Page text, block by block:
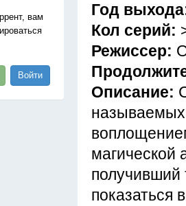
вам
Войти
Год
Кол серий:
Режиссер:
Описание:
магической
получивший
показаться